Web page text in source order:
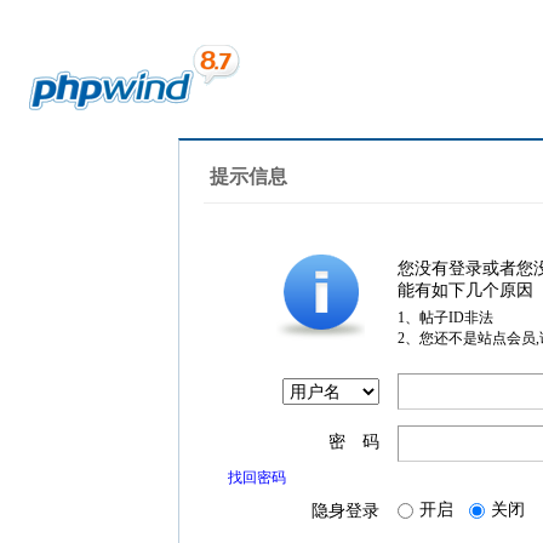
提示信息
您没有登录或者您
能有如下几个原因
1、帖子ID非法
2、您还不是站点会员
密 码
找回密码
隐身登录 开启 关闭